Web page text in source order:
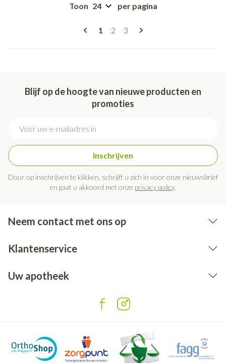
Pagina's
U lees momenteel pagina
1 Pagina
2 Pagina
3
Toon per pagina
Blijf op de hoogte van nieuwe producten en
promoties
Inschrijven
Door op inschrijven te klikken, schrijft u zich in voor onze nieuwsbrief
en gaat u akkoord met onze privacy policy.
Neem contact met ons op
Klantenservice
Uw apotheek